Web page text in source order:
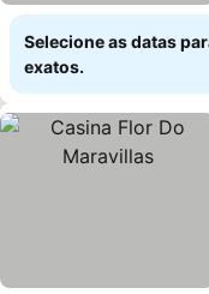
Selecione as datas
exatos.